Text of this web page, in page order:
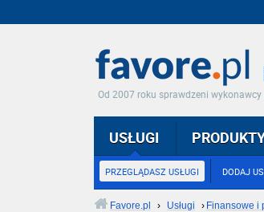
Od 2007 roku sprawdzeni
USŁUGI
PRZEGLĄDASZ USŁUGI DODAJ
Favore.pl › Usługi › Finansowe i